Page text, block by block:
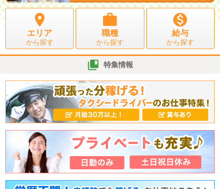

エリア
から探す

職種
から探す

給与
から探す
 特集情報